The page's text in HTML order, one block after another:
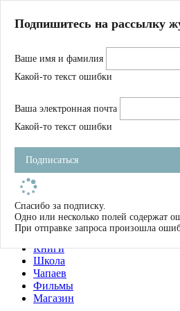
Магазин
Журнал
Школа
Устав
Фильмы
Имена
Тэги
О нас
Журнал
Книги
Школа
Чапаев
Фильмы
Магазин
Подпишитесь на рассылку
Ваше имя и фамилия
Какой-то текст ошибки
Ваша электронная почта
Какой-то текст ошибки
Подписаться
Спасибо за подписку.
Одно или несколько полей содержат
При отправке запроса произошла